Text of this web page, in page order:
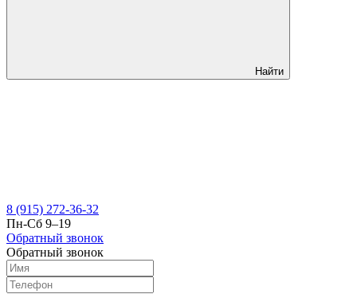
Найти
8 (915) 272-36-32
Пн-Сб 9–19
Обратный звонок
Обратный звонок